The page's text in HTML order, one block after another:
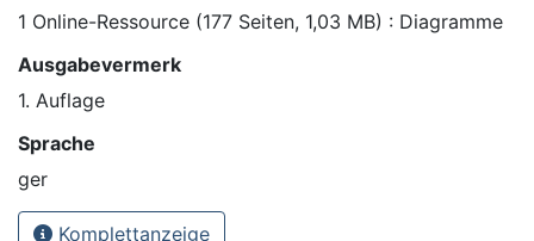
1 Online-Ressource (177 Seiten, 1,03 MB) : Diagramme
Ausgabevermerk
1. Auflage
Sprache
ger
Komplettanzeige